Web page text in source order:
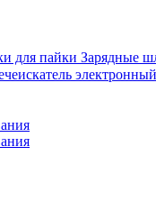
для пайки Зарядные
электронный